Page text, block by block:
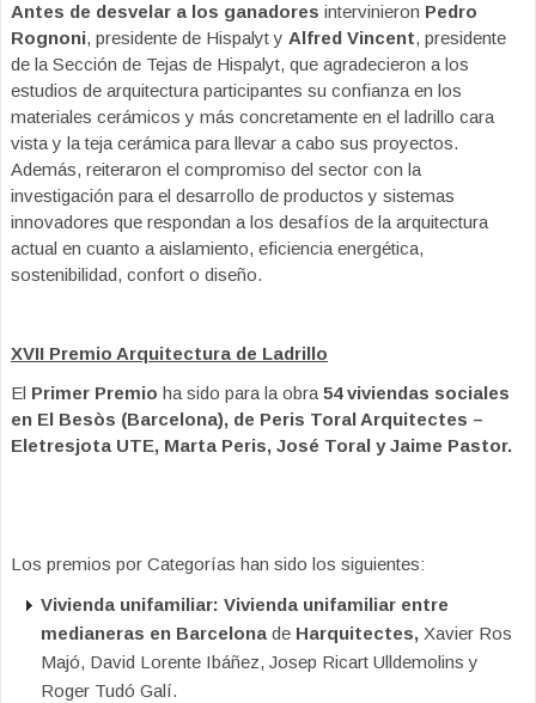
Antes de desvelar a los ganadores intervinieron Pedro
Rognoni, presidente de Hispalyt y Alfred Vincent, presidente
de la Sección de Tejas de Hispalyt, que agradecieron a los
estudios de arquitectura participantes su confianza en los
materiales cerámicos y más concretamente en el ladrillo cara
vista y la teja cerámica para llevar a cabo sus proyectos.
Además, reiteraron el compromiso del sector con la
investigación para el desarrollo de productos y sistemas
innovadores que respondan a los desafíos de la arquitectura
actual en cuanto a aislamiento, eficiencia energética,
sostenibilidad, confort o diseño.
XVII Premio Arquitectura de Ladrillo
El Primer Premio ha sido para la obra 54 viviendas sociales
en El Besòs (Barcelona), de Peris Toral Arquitectes –
Eletresjota UTE, Marta Peris, José Toral y Jaime Pastor.
Los premios por Categorías han sido los siguientes:
Vivienda unifamiliar: Vivienda unifamiliar entre
medianeras en Barcelona de Harquitectes, Xavier Ros
Majó, David Lorente Ibáñez, Josep Ricart Ulldemolins y
Roger Tudó Galí.